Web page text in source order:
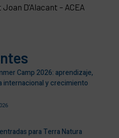
D’Alacant – ACEA
Camp 2026: aprendizaje,
internacional y crecimiento
para Terra Natura